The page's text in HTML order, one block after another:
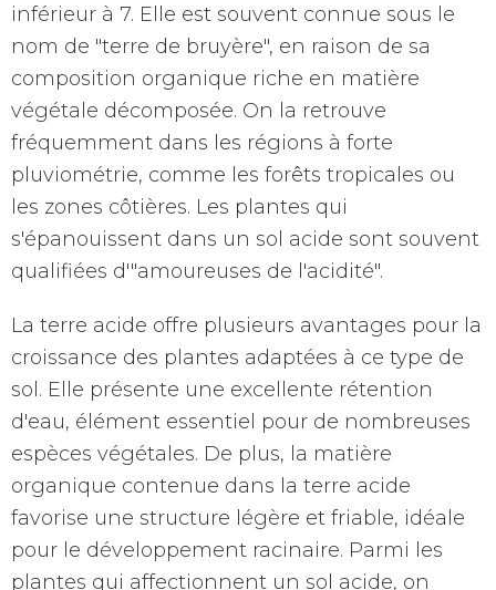
inférieur à 7. Elle est souvent connue sous le
nom de "terre de bruyère", en raison de sa
composition organique riche en matière
végétale décomposée. On la retrouve
fréquemment dans les régions à forte
pluviométrie, comme les forêts tropicales ou
les zones côtières. Les plantes qui
s'épanouissent dans un sol acide sont souvent
qualifiées d'"amoureuses de l'acidité".
La terre acide offre plusieurs avantages pour la
croissance des plantes adaptées à ce type de
sol. Elle présente une excellente rétention
d'eau, élément essentiel pour de nombreuses
espèces végétales. De plus, la matière
organique contenue dans la terre acide
favorise une structure légère et friable, idéale
pour le développement racinaire. Parmi les
plantes qui affectionnent un sol acide, on